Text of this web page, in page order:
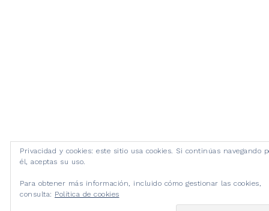
Privacidad y cookies: este sitio usa cookies. Si continúas navegando
él, aceptas su uso.
Para obtener más información, incluido cómo gestionar las cookies,
consulta: Política de cookies